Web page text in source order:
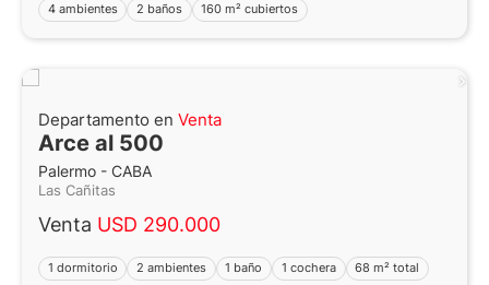
4 ambientes 2 baños 160 m² cubiertos
Departamento en Venta
Arce al 500
Palermo - CABA
Las Cañitas
Venta USD 290.000
1 dormitorio 2 ambientes 1 baño 1 cochera 68 m² total